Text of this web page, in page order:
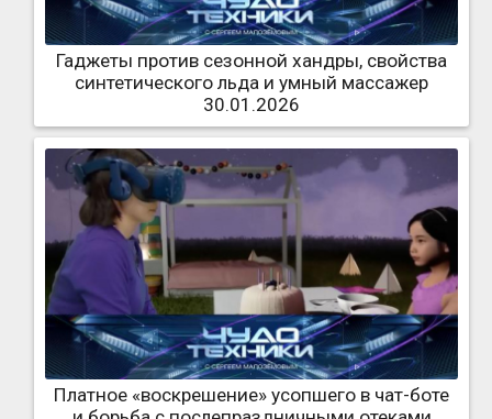
Гаджеты против сезонной хандры, свойства
синтетического льда и умный массажер
30.01.2026
Платное «воскрешение» усопшего в чат-боте